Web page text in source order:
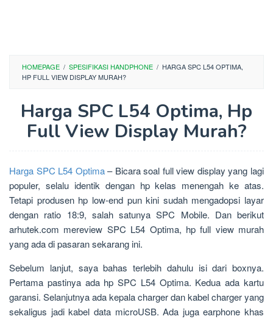
HOMEPAGE / SPESIFIKASI HANDPHONE / HARGA SPC L54 OPTIMA,
HP FULL VIEW DISPLAY MURAH?
Harga SPC L54 Optima, Hp
Full View Display Murah?
Harga SPC L54 Optima– Bicara soal full view display yang lagi
populer, selalu identik dengan hp kelas menengah ke atas.
Tetapi produsen hp low-end pun kini sudah mengadopsi layar
dengan ratio 18:9, salah satunya SPC Mobile. Dan berikut
arhutek.com mereview SPC L54 Optima, hp full view murah
yang ada di pasaran sekarang ini.
Sebelum lanjut, saya bahas terlebih dahulu isi dari boxnya.
Pertama pastinya ada hp SPC L54 Optima. Kedua ada kartu
garansi. Selanjutnya ada kepala charger dan kabel charger yang
sekaligus jadi kabel data microUSB. Ada juga earphone khas